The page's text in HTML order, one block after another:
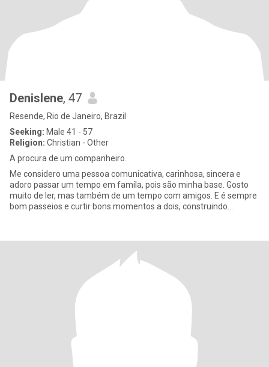
Denislene, 47
Resende, Rio de Janeiro, Brazil
Seeking: Male 41 - 57
Religion: Christian - Other
A procura de um companheiro.
Me considero uma pessoa comunicativa, carinhosa, sincera e
adoro passar um tempo em famíla, pois são minha base. Gosto
muito de ler, mas também de um tempo com amigos. E é sempre
bom passeios e curtir bons momentos a dois, construindo